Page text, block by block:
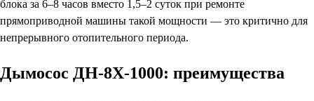
блока за 6–8 часов вместо 1,5–2 суток при ремонте
прямоприводной машины такой мощности — это критично для
непрерывного отопительного периода.
Дымосос ДН-8Х-1000: преимущества